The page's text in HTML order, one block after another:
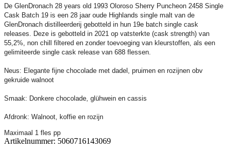
De GlenDronach 28 years old 1993 Oloroso Sherry Puncheon 2458 Single
Cask Batch 19 is een 28 jaar oude Highlands single malt van de
GlenDronach distilleerderij gebotteld in hun 19e batch single cask
releases. Deze is gebotteld in 2021 op vatsterkte (cask strength) van
55,2%, non chill filtered en zonder toevoeging van kleurstoffen, als een
gelimiteerde single cask release van 688 flessen.
Neus: Elegante fijne chocolade met dadel, pruimen en rozijnen obv
gekruide walnoot
Smaak: Donkere chocolade, glühwein en cassis
Afdronk: Walnoot, koffie en rozijn
Maximaal 1 fles pp
Artikelnummer: 5060716143069